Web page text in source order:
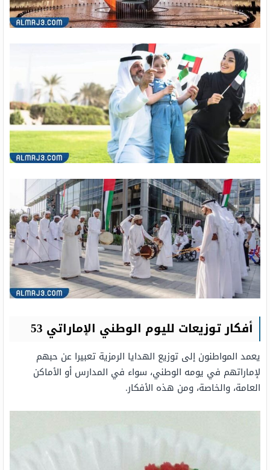
أفكار توزيعات لليوم الوطني الإماراتي 53
يعمد المواطنون إلى توزيع الهدايا الرمزية تعبيرا عن حبهم
لإماراتهم في يومه الوطني، سواء في المدارس أو الأماكن
العامة، والخاصة، ومن هذه الأفكار.